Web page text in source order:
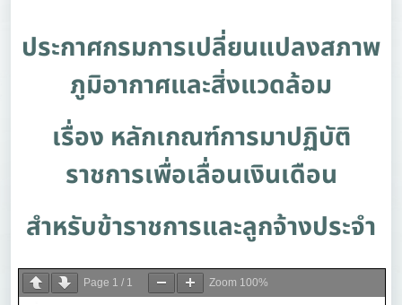
ประกาศกรมการเปลี่ยนแปลงสภาพ
ภูมิอากาศและสิ่งแวดล้อม
เรื่อง หลักเกณฑ์การมาปฏิบัติ
ราชการเพื่อเลื่อนเงินเดือน
สำหรับข้าราชการและลูกจ้างประจำ
Page 1 / 1 Zoom 100%